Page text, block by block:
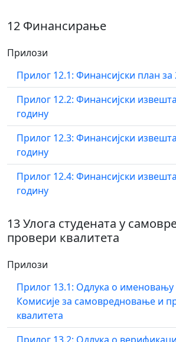
12 Финансирање
Прилози
Прилог 12.1: Финансијски план за
Прилог 12.2: Финансијски
годину
Прилог 12.3: Финансијски
годину
Прилог 12.4: Финансијски
годину
13 Улога студената у
провери квалитета
Прилози
Прилог 13.1: Одлука о именовању
Комисије за самовредновање и
квалитета